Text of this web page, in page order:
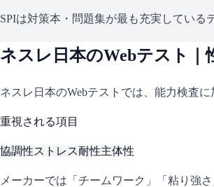
SPIは対策本・問題集が最も充実している
ネスレ日本のWebテスト｜
ネスレ日本のWebテストでは、能力検査
重視される項目
協調性ストレス耐性主体性
メーカーでは「チームワーク」「粘り強